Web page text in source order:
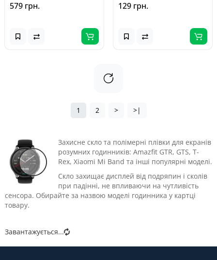
579 грн. 129 грн.
1 2 > >|
Захисне скло та полімерні плівки для екранів
розумних годинників: Amazfit GTR, GTS, T-
Rex, Xiaomi Mi Band та інші популярні моделі.
Скло захищає дисплей від подряпин і сколів
при падінні, не впливаючи на чутливість
сенсора. Обирайте за назвою моделі годинника у картці
товару.
Завантажується...